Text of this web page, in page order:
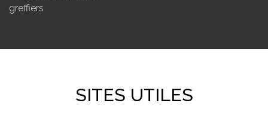
greffiers
SITES UTILES